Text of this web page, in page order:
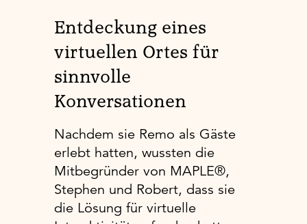
Entdeckung eines
virtuellen Ortes für
sinnvolle
Konversationen
Nachdem sie Remo als Gäste
erlebt hatten, wussten die
Mitbegründer von MAPLE®,
Stephen und Robert, dass sie
die Lösung für virtuelle